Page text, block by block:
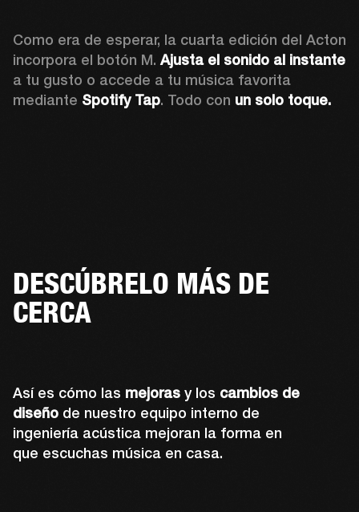
Como era de esperar, la cuarta edición del Acton
incorpora el botón M.
a tu gusto o accede a tu música favorita
mediante Spotify Tap. Todo con un solo toque.
DESCÚBRELO MÁS DE
CERCA
Así es cómo las mejoras y los cambios de
diseño de nuestro equipo interno de
ingeniería acústica mejoran la forma en
que escuchas música en casa.